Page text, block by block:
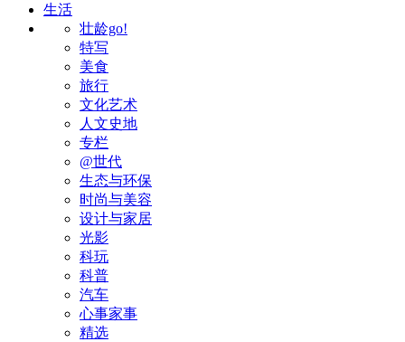
生活
壮龄go!
特写
美食
旅行
文化艺术
人文史地
专栏
@世代
生态与环保
时尚与美容
设计与家居
光影
科玩
科普
汽车
心事家事
精选